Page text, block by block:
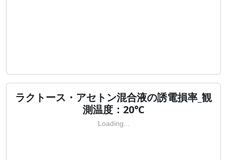
ラクトース・アセトン混合液の誘電損率_観
測温度：20℃
Loading...